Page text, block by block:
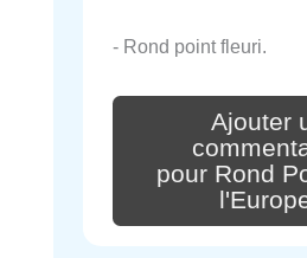
- Rond point fleuri.
Ajouter
pour Rond